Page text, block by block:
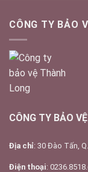
CÔNG TY BẢO
CÔNG TY BẢO
Địa chỉ: 30 Đào Tấn,
Điện thoại: